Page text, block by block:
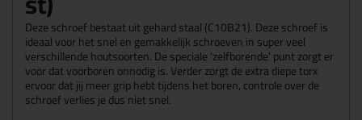
Deze schroef bestaat uit gehard staal (C10B21). Deze schroef is
ideaal voor het snel en gemakkelijk schroeven in super veel
verschillende houtsoorten. De speciale 'zelfborende' punt zorgt er
voor dat voorboren onnodig is. Verder zorgt de extra diepe torx
ervoor dat jij meer grip hebt tijdens het boren, controle over de
schroef verlies je dus niet snel.